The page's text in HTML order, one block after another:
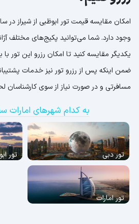
امکان مقایسه قیمت تور ابوظبی از شیراز در
وجود دارد. شما می‌توانید پکیج‌های مختلف
یکدیگر مقایسه کنید تا امکان رزرو این تور
ضمن اینکه پس از رزرو تور نیز خدمات
مسافرتی و در صورت نیاز از سوی کارشناسان
به کدام شهرهای امارات
تور دبی تور
تور امارات